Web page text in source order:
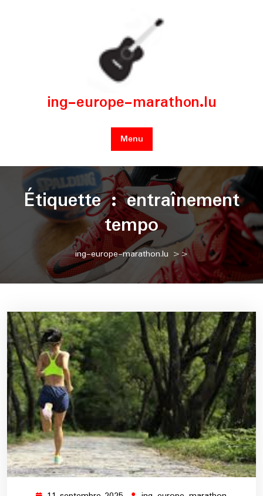
ing-europe-marathon.lu
Menu
Étiquette :entraînement
tempo
ing-europe-marathon.lu >>